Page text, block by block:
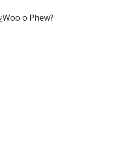
o Phew?